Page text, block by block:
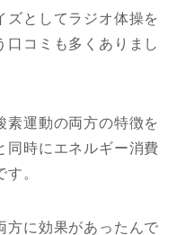
ズとしてラジオ体操を
口コミも多くありまし
素運動の両方の特徴を
同時にエネルギー消費
。
方に効果があったんで